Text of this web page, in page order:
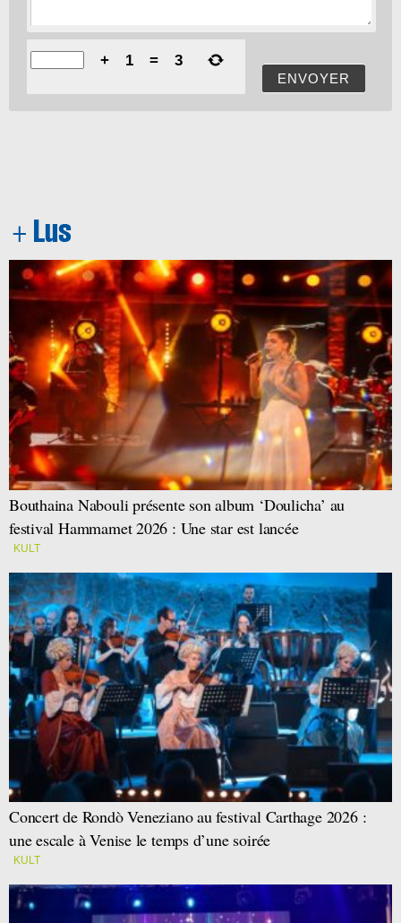
ENVOYER
+ 1 = 3
Bouthaina Nabouli présente son album ‘Doulicha’ au
festival Hammamet 2026 : Une star est lancée
KULT
Concert de Rondò Veneziano au festival Carthage 2026 :
une escale à Venise le temps d’une soirée
KULT